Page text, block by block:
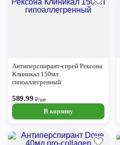
Антиперспирант-спрей Рексона
Клиникал 150мл
гипоаллегренный
589.99 ₽/шт
В корзину